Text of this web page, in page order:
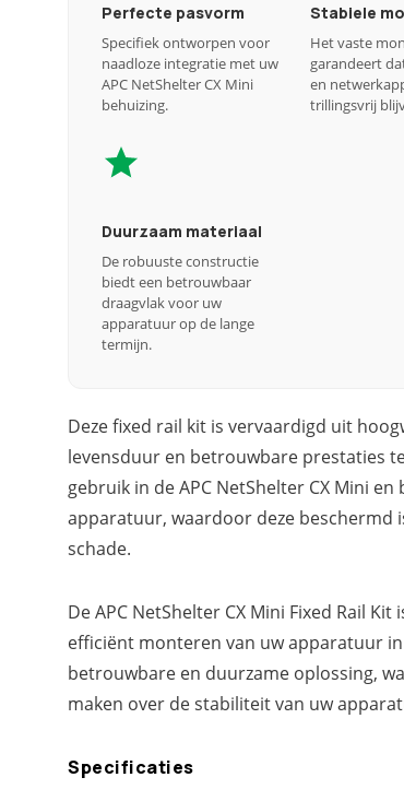
Perfecte pasvorm
Specifiek ontworpen voor
naadloze integratie met uw
APC NetShelter CX Mini
behuizing.
Stabiele
Het vaste
garandeert
en
trillingsvrij
Duurzaam materiaal
De robuuste constructie
biedt een betrouwbaar
draagvlak voor uw
apparatuur op de lange
termijn.
Deze fixed rail kit is vervaardigd uit
levensduur en betrouwbare prestaties
gebruik in de APC NetShelter CX Mini
apparatuur, waardoor deze beschermd
schade.
De APC NetShelter CX Mini Fixed Rail
efficiënt monteren van uw apparatuur
betrouwbare en duurzame oplossing,
maken over de stabiliteit van uw
Specificaties